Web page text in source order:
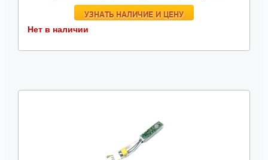
УЗНАТЬ НАЛИЧИЕ И ЦЕНУ
Нет в наличии